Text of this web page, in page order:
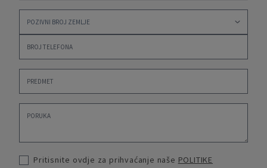
Pritisnite ovdje za prihvaćanje naše POLITIKE